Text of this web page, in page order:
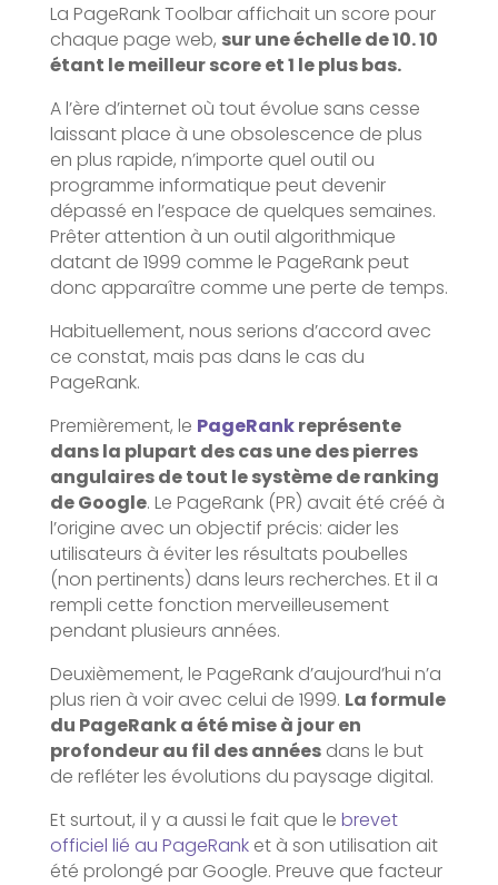
La PageRank Toolbar affichait un score pour
chaque page web, sur une échelle de 10. 10
étant le meilleur score et 1 le plus bas.
A l’ère d’internet où tout évolue sans cesse
laissant place à une obsolescence de plus
en plus rapide, n’importe quel outil ou
programme informatique peut devenir
dépassé en l’espace de quelques semaines.
Prêter attention à un outil algorithmique
datant de 1999 comme le PageRank peut
donc apparaître comme une perte de temps.
Habituellement, nous serions d’accord avec
ce constat, mais pas dans le cas du
PageRank.
Premièrement, le PageRankreprésente
dans la plupart des cas une des pierres
angulaires de tout le système de ranking
de Google. Le PageRank (PR) avait été créé à
l’origine avec un objectif précis: aider les
utilisateurs à éviter les résultats poubelles
(non pertinents) dans leurs recherches. Et il a
rempli cette fonction merveilleusement
pendant plusieurs années.
Deuxièmement, le PageRank d’aujourd’hui n’a
plus rien à voir avec celui de 1999. La formule
du PageRank a été mise à jour en
profondeur au fil des annéesdans le but
de refléter les évolutions du paysage digital.
Et surtout, il y a aussi le fait que le brevet
officiel lié au PageRanket à son utilisation ait
été prolongé par Google. Preuve que facteur